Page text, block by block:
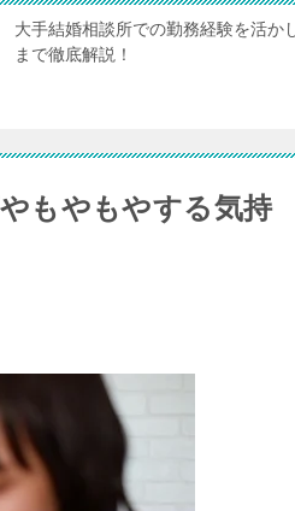
大手結婚相談所での勤務経験を活か
まで徹底解説！
もやもやする気持